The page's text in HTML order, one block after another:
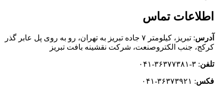
اطلاعات تماس
آدرس
: تبریز، كيلومتر ۷ جاده تبريز به تهران، رو به روی پل عابر گذر
کرکج، جنب الکتروصنعت، شركت نقشينه بافت تبريز
تلفن: ۳-۳۶۳۷۷۳۸۱-۰۴۱
فکس: ۳۶۳۷۳۹۲۱-۰۴۱